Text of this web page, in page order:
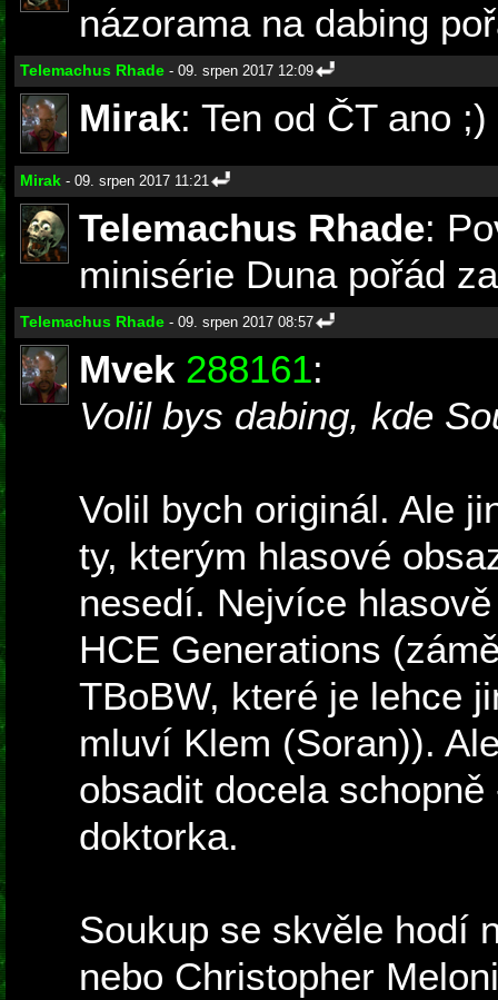
názorama na dabing
Telemachus Rhade - 09. srpen 2017 12:09
Mirak: Ten od ČT ano ;)
Mirak - 09. srpen 2017 11:21
Telemachus Rhade:
minisérie Duna pořád
Telemachus Rhade - 09. srpen 2017 08:57
Mvek 288161:
Volil bys dabing, kde
Volil bych originál. Ale
ty, kterým hlasové
nesedí. Nejvíce
HCE Generations
TBoBW, které je lehce
mluví Klem (Soran)).
obsadit docela
doktorka.
Soukup se skvěle hodí
nebo Christopher